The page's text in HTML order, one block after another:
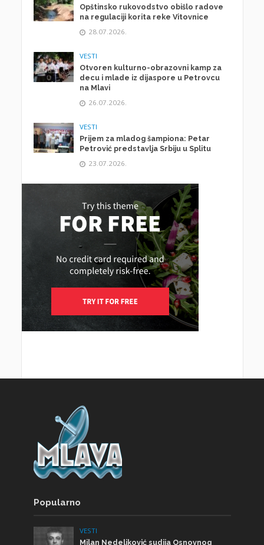
Opštinsko rukovodstvo obišlo radove
na regulaciji korita reke Vitovnice
28.07.2026.
VESTI
Otvoren kulturno-obrazovni kamp za
decu i mlade iz dijaspore u Petrovcu
na Mlavi
26.07.2026.
VESTI
Prijem za mladog šampiona: Petar
Petrović predstavlja Srbiju u Splitu
23.07.2026.
Popularno
VESTI
Milan Nedeljković sudija Osnovnog